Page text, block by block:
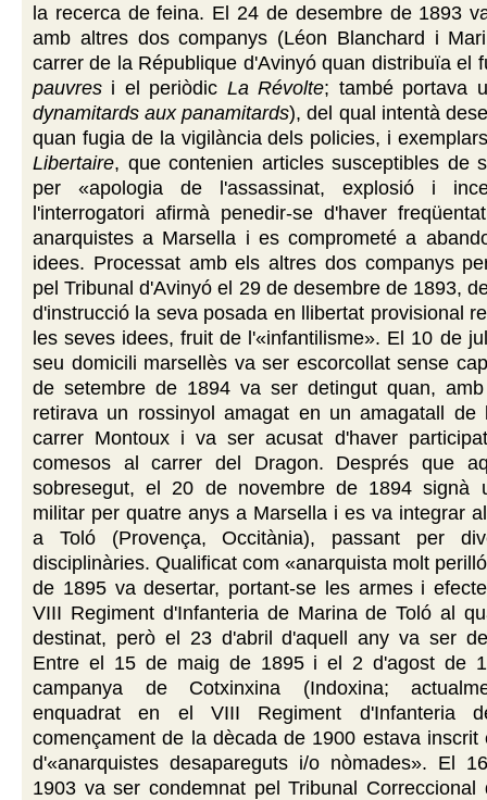
la recerca de feina. El 24 de desembre de 1893
amb altres dos companys (Léon Blanchard i
carrer de la République d'Avinyó quan distribuïa el
pauvres i el periòdic La Révolte; també portava
dynamitards aux panamitards), del qual intentà
quan fugia de la vigilància dels policies, i
Libertaire, que contenien articles susceptibles de
per «apologia de l'assassinat, explosió i
l'interrogatori afirmà penedir-se d'haver
anarquistes a Marsella i es comprometé a
idees. Processat amb els altres dos companys
pel Tribunal d'Avinyó el 29 de desembre de 1893,
d'instrucció la seva posada en llibertat provisional
les seves idees, fruit de l'«infantilisme». El 10 de
seu domicili marsellès va ser escorcollat sense
de setembre de 1894 va ser detingut quan,
retirava un rossinyol amagat en un amagatall de
carrer Montoux i va ser acusat d'haver
comesos al carrer del Dragon. Després que
sobresegut, el 20 de novembre de 1894 signà
militar per quatre anys a Marsella i es va integrar
a Toló (Provença, Occitània), passant per
disciplinàries. Qualificat com «anarquista molt
de 1895 va desertar, portant-se les armes i
VIII Regiment d'Infanteria de Marina de Toló al
destinat, però el 23 d'abril d'aquell any va ser
Entre el 15 de maig de 1895 i el 2 d'agost de
campanya de Cotxinxina (Indoxina;
enquadrat en el VIII Regiment d'Infanteria
començament de la dècada de 1900 estava inscrit
d'«anarquistes desapareguts i/o nòmades». El
1903 va ser condemnat pel Tribunal Correccional